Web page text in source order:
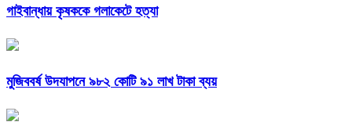
গাইবান্ধায় কৃষককে গলাকেটে হত্যা
মুজিববর্ষ উদযাপনে ৯৮২ কোটি ৯১ লাখ টাকা ব্যয়